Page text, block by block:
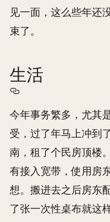
见一面，这么些年还
束了。
生活
今年事务繁多，尤其
受，过了年马上冲到
南，租了个民房顶楼
有接入宽带，使用房
想。搬进去之后房东
了张一次性桌布就这